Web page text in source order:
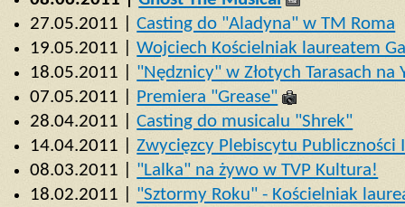
27.05.2011 |Casting do "Aladyna" w TM Roma
19.05.2011 |Wojciech Kościelniak laureatem
18.05.2011 | "Nędznicy" w Złotych Tarasach na
07.05.2011 | Premiera "Grease"
28.04.2011 |Casting do musicalu "Shrek"
14.04.2011 |Zwycięzcy Plebiscytu Publiczności
08.03.2011 | "Lalka" na żywo w TVP Kultura!
18.02.2011 | "Sztormy Roku" - Kościelniak